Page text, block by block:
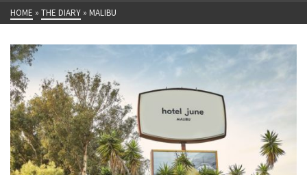
HOME » THE DIARY » MALIBU